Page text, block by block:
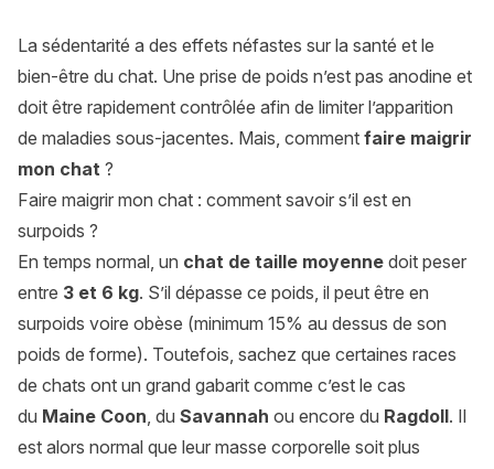
La sédentarité a des effets néfastes sur la santé et le
bien-être du chat. Une prise de poids n’est pas anodine et
doit être rapidement contrôlée afin de limiter l’apparition
de maladies sous-jacentes. Mais, comment faire maigrir
mon chat ?
Faire maigrir mon chat : comment savoir s’il est en
surpoids ?
En temps normal, un chat de taille moyenne doit peser
entre 3 et 6 kg. S’il dépasse ce poids, il peut être en
surpoids voire obèse (minimum 15% au dessus de son
poids de forme). Toutefois, sachez que certaines races
de chats ont un grand gabarit comme c’est le cas
du Maine Coon, du Savannah ou encore du Ragdoll. Il
est alors normal que leur masse corporelle soit plus